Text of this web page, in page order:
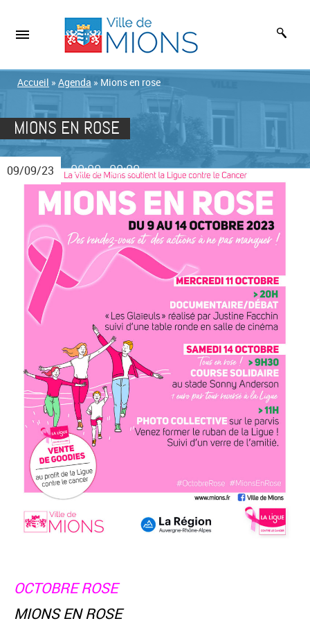
Accueil » Agenda » Mions en rose
MIONS EN ROSE
09/09/23 00:00-00:00
OCTOBRE ROSE
MIONS EN ROSE